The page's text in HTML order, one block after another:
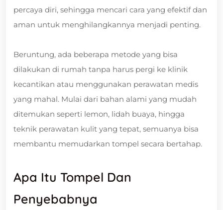
percaya diri, sehingga mencari cara yang efektif dan
aman untuk menghilangkannya menjadi penting.
Beruntung, ada beberapa metode yang bisa
dilakukan di rumah tanpa harus pergi ke klinik
kecantikan atau menggunakan perawatan medis
yang mahal. Mulai dari bahan alami yang mudah
ditemukan seperti lemon, lidah buaya, hingga
teknik perawatan kulit yang tepat, semuanya bisa
membantu memudarkan tompel secara bertahap.
Apa Itu Tompel Dan
Penyebabnya